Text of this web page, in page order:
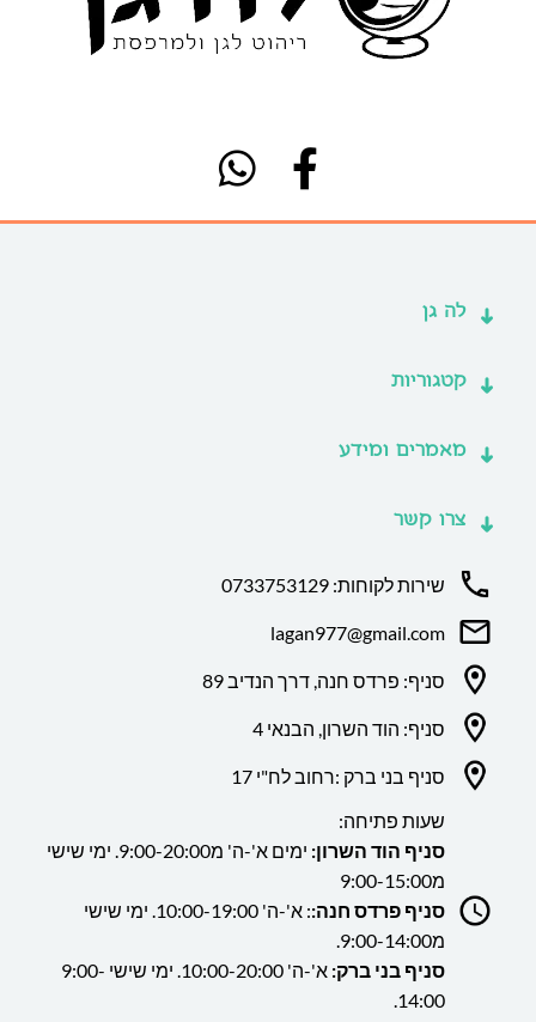
לה גן
קטגוריות
מאמרים ומידע
צרו קשר
שירות לקוחות: 0733753129
lagan977@gmail.com
סניף: פרדס חנה, דרך הנדיב 89
סניף: הוד השרון, הבנאי 4
סניף בני ברק :רחוב לח"י 17
שעות פתיחה:
סניף הוד השרון:
ימים א'-ה' מ9:00-20:00. ימי שישי
מ9:00-15:00
סניף פרדס חנה:
: א'-ה' 10:00-19:00. ימי שישי
מ9:00-14:00.
סניף בני ברק:
א'-ה' 10:00-20:00. ימי שישי 9:00-
14:00.